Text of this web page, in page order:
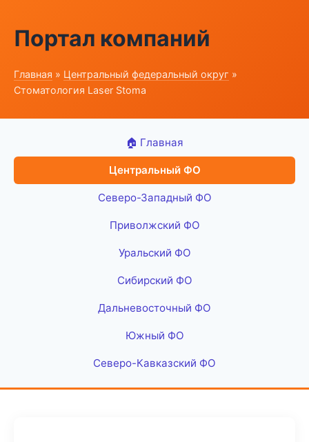
Портал компаний
Главная » Центральный федеральный округ »
Стоматология Laser Stoma
🏠 Главная
Центральный ФО
Северо-Западный ФО
Приволжский ФО
Уральский ФО
Сибирский ФО
Дальневосточный ФО
Южный ФО
Северо-Кавказский ФО